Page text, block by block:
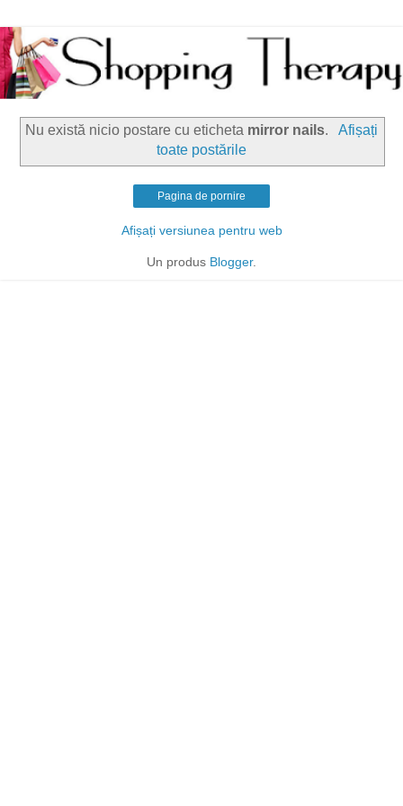
Nu există nicio postare cu eticheta mirror nails.
Afișați
toate postările
Pagina de pornire
Afișați versiunea pentru web
Un produs Blogger.